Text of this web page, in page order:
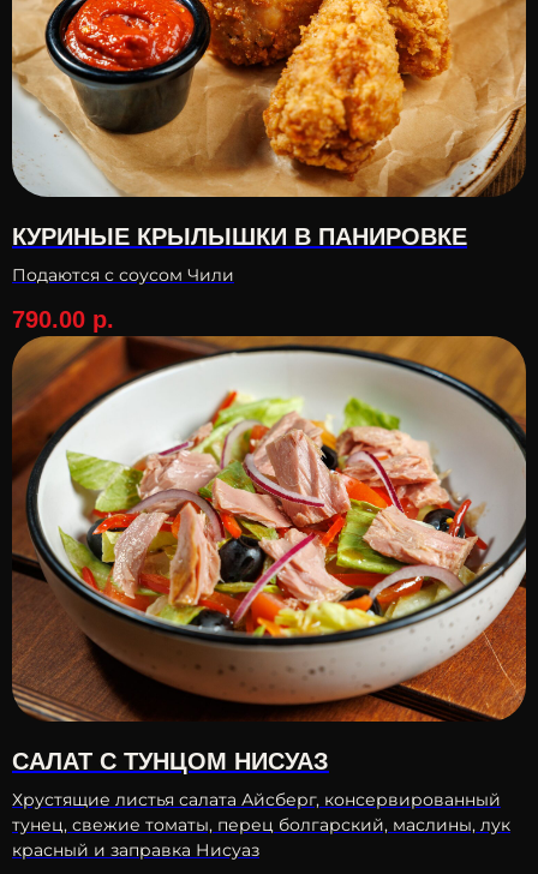
КУРИНЫЕ КРЫЛЫШКИ В ПАНИРОВКЕ
Подаются с соусом Чили
790.00 р.
САЛАТ С ТУНЦОМ НИСУАЗ
Хрустящие листья салата Айсберг, консервированный
тунец, свежие томаты, перец болгарский, маслины, лук
красный и заправка Нисуаз